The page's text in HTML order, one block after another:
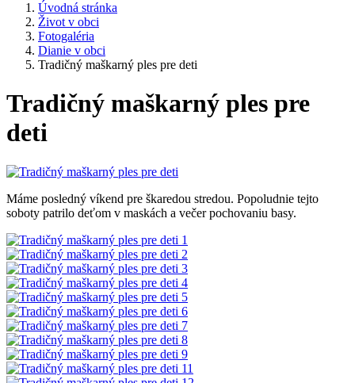
Úvodná stránka
Život v obci
Fotogaléria
Dianie v obci
Tradičný maškarný ples pre deti
Tradičný maškarný ples pre
deti
Máme posledný víkend pre škaredou stredou. Popoludnie tejto
soboty patrilo deťom v maskách a večer pochovaniu basy.